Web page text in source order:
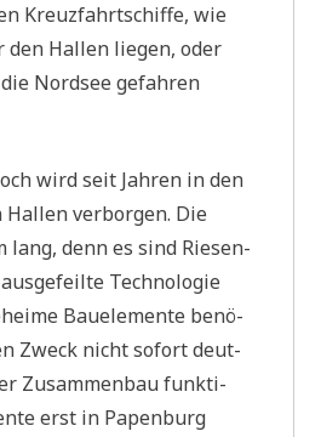
Kreuz­fahrt­schif­fe, wie
den Hal­len lie­gen, oder
Nord­see gefah­ren
wird seit Jah­ren in den
ver­bor­gen. Die
lang, denn es sind Rie­sen­
Tech­no­lo­gie
Bau­ele­men­te benö­
Zweck nicht sofort deut­
Zusam­men­bau funk­ti­
erst in Papen­burg